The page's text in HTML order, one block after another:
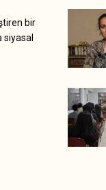
bir
siyasal